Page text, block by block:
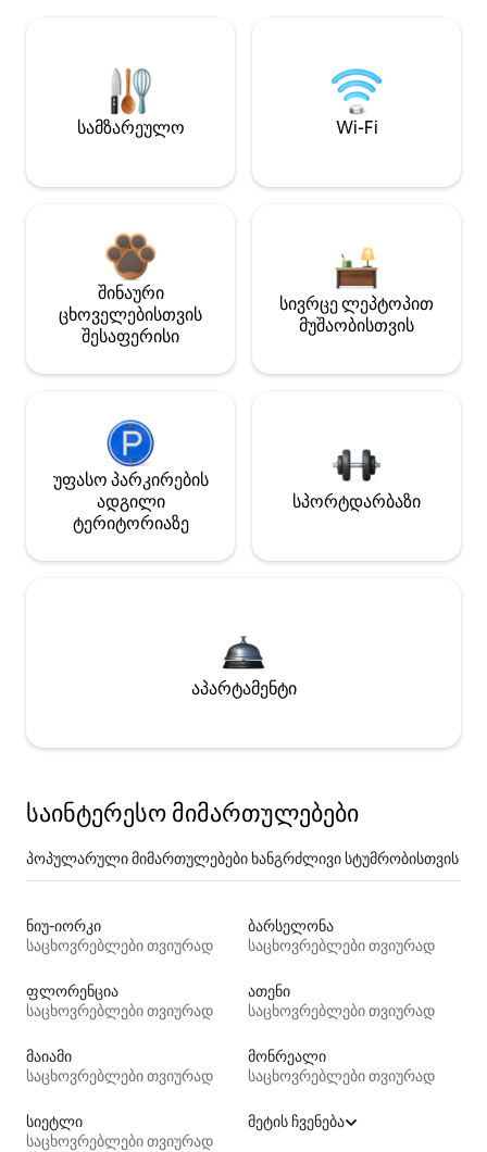
სამზარეულო Wi-Fi
შინაური
ცხოველებისთვის
შესაფერისი
სივრცე ლეპტოპით
მუშაობისთვის
უფასო პარკირების
ადგილი
ტერიტორიაზე
სპორტდარბაზი
აპარტამენტი
საინტერესო მიმართულებები
პოპულარული მიმართულებები ხანგრძლივი სტუმრობისთვის
ნიუ-იორკი
საცხოვრებლები თვიურად
ბარსელონა
საცხოვრებლები თვიურად
ფლორენცია
საცხოვრებლები თვიურად
ათენი
საცხოვრებლები თვიურად
მაიამი
საცხოვრებლები თვიურად
მონრეალი
საცხოვრებლები თვიურად
სიეტლი
საცხოვრებლები თვიურად
მეტის ჩვენება